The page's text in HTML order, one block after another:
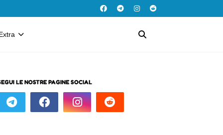
LE NOSTRE PAGINE SOCIAL